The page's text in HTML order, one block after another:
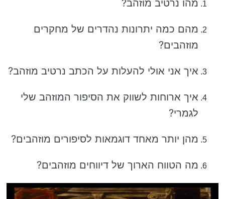
מהו נרטיב מוזהב?
מהם כמה יתרונות נהדרים של מחקרים
מוזהבים?
איך אני אולי להעלות על הכתב נרטיב מוזהב?
איך ארוחות לשווק את הסיפור המוזהב שלי
לגמרי?
מהן יותר מאחד דוגמאות לסיפורים מוזהבים?
מה הטווח הארוך של דיווחים מוזהבים?